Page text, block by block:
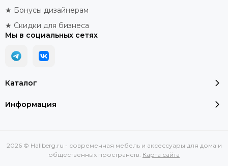
Каталог
Информация
★ Бонусы дизайнерам
★ Скидки для бизнеса
Мы в социальных сетях
2026 © Hallberg.ru - современная мебель и аксессуары для дома и
общественных пространств. Карта сайта